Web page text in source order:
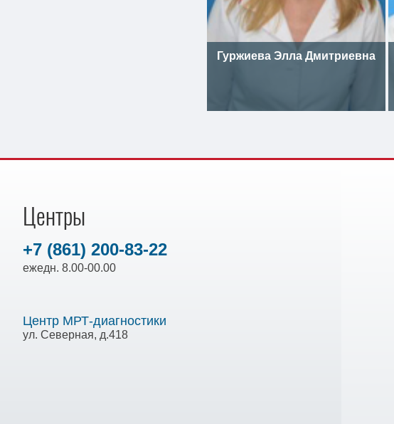
Гуржиева Элла Дмитриевна
Центры
+7 (861) 200-83-22
ежедн. 8.00-00.00
Центр МРТ-диагностики
ул. Северная, д.418